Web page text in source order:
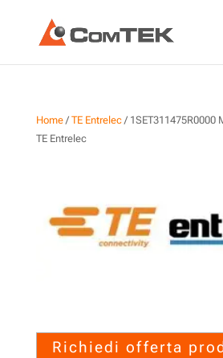
Home/ TE Entrelec/ 1SET311475R0000
TE Entrelec
Richiedi offerta